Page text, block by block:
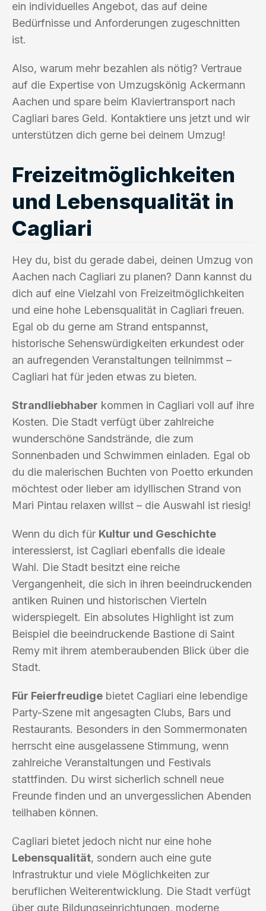
ein individuelles Angebot, das auf deine
Bedürfnisse und Anforderungen zugeschnitten
ist.
Also, warum mehr bezahlen als nötig? Vertraue
auf die Expertise von Umzugskönig Ackermann
Aachen und spare beim Klaviertransport nach
Cagliari bares Geld. Kontaktiere uns jetzt und wir
unterstützen dich gerne bei deinem Umzug!
Freizeitmöglichkeiten
und Lebensqualität in
Cagliari
Hey du, bist du gerade dabei, deinen Umzug von
Aachen nach Cagliari zu planen? Dann kannst du
dich auf eine Vielzahl von Freizeitmöglichkeiten
und eine hohe Lebensqualität in Cagliari freuen.
Egal ob du gerne am Strand entspannst,
historische Sehenswürdigkeiten erkundest oder
an aufregenden Veranstaltungen teilnimmst –
Cagliari hat für jeden etwas zu bieten.
Strandliebhaber kommen in Cagliari voll auf ihre
Kosten. Die Stadt verfügt über zahlreiche
wunderschöne Sandstrände, die zum
Sonnenbaden und Schwimmen einladen. Egal ob
du die malerischen Buchten von Poetto erkunden
möchtest oder lieber am idyllischen Strand von
Mari Pintau relaxen willst – die Auswahl ist riesig!
Wenn du dich für Kultur und Geschichte
interessierst, ist Cagliari ebenfalls die ideale
Wahl. Die Stadt besitzt eine reiche
Vergangenheit, die sich in ihren beeindruckenden
antiken Ruinen und historischen Vierteln
widerspiegelt. Ein absolutes Highlight ist zum
Beispiel die beeindruckende Bastione di Saint
Remy mit ihrem atemberaubenden Blick über die
Stadt.
Für Feierfreudige bietet Cagliari eine lebendige
Party-Szene mit angesagten Clubs, Bars und
Restaurants. Besonders in den Sommermonaten
herrscht eine ausgelassene Stimmung, wenn
zahlreiche Veranstaltungen und Festivals
stattfinden. Du wirst sicherlich schnell neue
Freunde finden und an unvergesslichen Abenden
teilhaben können.
Cagliari bietet jedoch nicht nur eine hohe
Lebensqualität, sondern auch eine gute
Infrastruktur und viele Möglichkeiten zur
beruflichen Weiterentwicklung. Die Stadt verfügt
über gute Bildungseinrichtungen, moderne